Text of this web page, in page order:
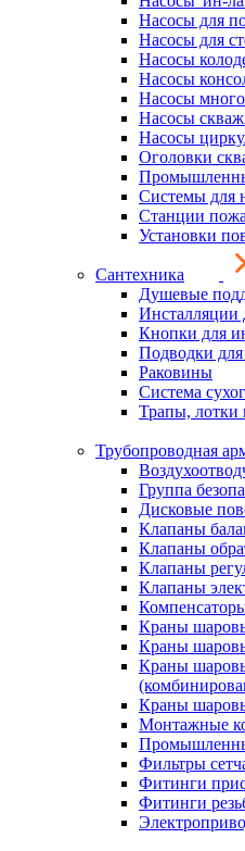
Насосы для
Насосы для
Насосы
Насосы
Насосы
Насосы
Насосы
Оголовки
Системы для
Станции
Установки
Сантехника
Душевые
Инсталляции
Кнопки для
Подводки
Раковины
Система
Трапы, лотки
Трубопроводная
Группа
Дисковые
Клапаны
Клапаны
Клапаны
Клапаны
Краны
Краны
Краны
Краны
Монтажные
Фильтры
Фитинги
Фитинги